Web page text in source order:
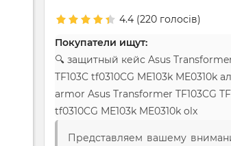
4.4 (220 голосів)
Покупатели ищут:
🔍 защитный кейс Asus
TF103C tf0310CG ME103k
armor Asus Transformer TF103CG
tf0310CG ME103k ME0310k olx
Представляем вашему